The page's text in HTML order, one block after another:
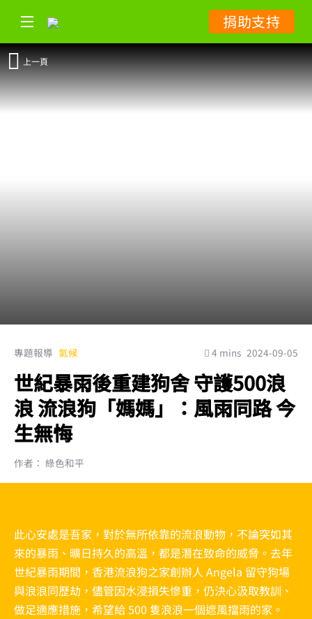
捐助支持
上一頁
專題報導 氣候 4 mins 2024-09-05
世紀暴雨後重建狗舍 守護500浪
浪 流浪狗「媽媽」：風雨同路 今
生無悔
作者： 綠色和平
此心安處是吾家，對於無所依靠的流浪動物，不論突如其
來的暴雨、曠日持久的高溫，都是潛在致命的威脅。去年
世紀暴雨期間，香港流浪狗之家創辦人 Angela 留守狗場
與浪浪同歷劫，儘管因水浸損失慘重，仍決心汲取教訓、
做足適應措施，希望給 500 隻浪浪一個遮風擋雨的家。